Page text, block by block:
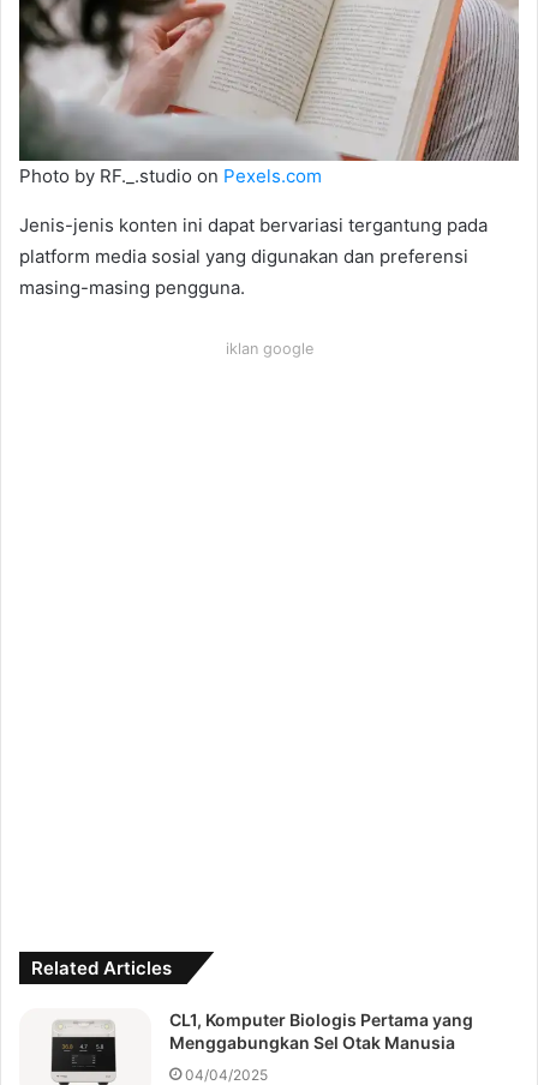
Photo by RF._.studio on Pexels.com
Jenis-jenis konten ini dapat bervariasi tergantung pada
platform media sosial yang digunakan dan preferensi
masing-masing pengguna.
iklan google
Related Articles
CL1, Komputer Biologis Pertama yang
Menggabungkan Sel Otak Manusia
04/04/2025